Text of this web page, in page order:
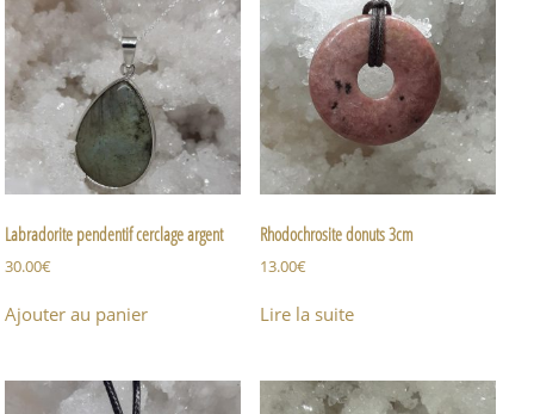
Labradorite pendentif cerclage argent
30.00€
Ajouter au panier
Rhodochrosite donuts 3cm
13.00€
Lire la suite